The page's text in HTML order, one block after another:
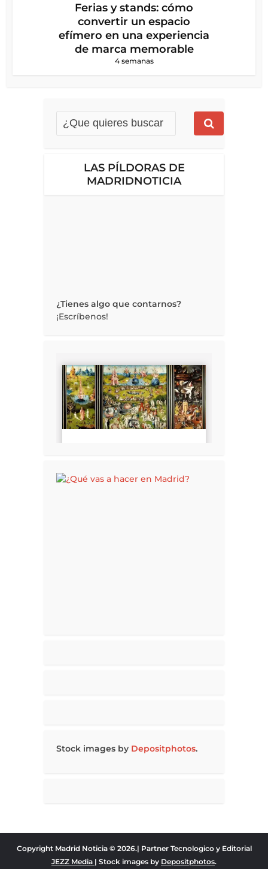
Ferias y stands: cómo
convertir un espacio
efímero en una experiencia
de marca memorable
4 semanas
LAS PÍLDORAS DE
MADRIDNOTICIA
¿Tienes algo que contarnos?
¡Escríbenos!
Stock images by Depositphotos.
Copyright Madrid Noticia © 2026.| Partner Tecnologico y Editorial
JEZZ Media | Stock images by Depositphotos.